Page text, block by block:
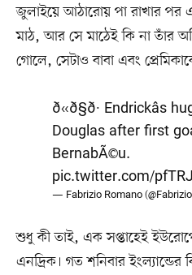
জুলাইয়ে আঠারোয় পা রাখার পর
মাঠ, আর সে মাঠেই কি না তাঁর
গোলে, সেটাও বাবা এবং
ð«ð§ð·
Douglas after first
BernabÃ©u.
pic.twitter.com/
— Fabrizio Romano
শুধু কী তাই, এক সপ্তাহেই
এনদ্রিক। গত শনিবার ইংল্যান্ডের